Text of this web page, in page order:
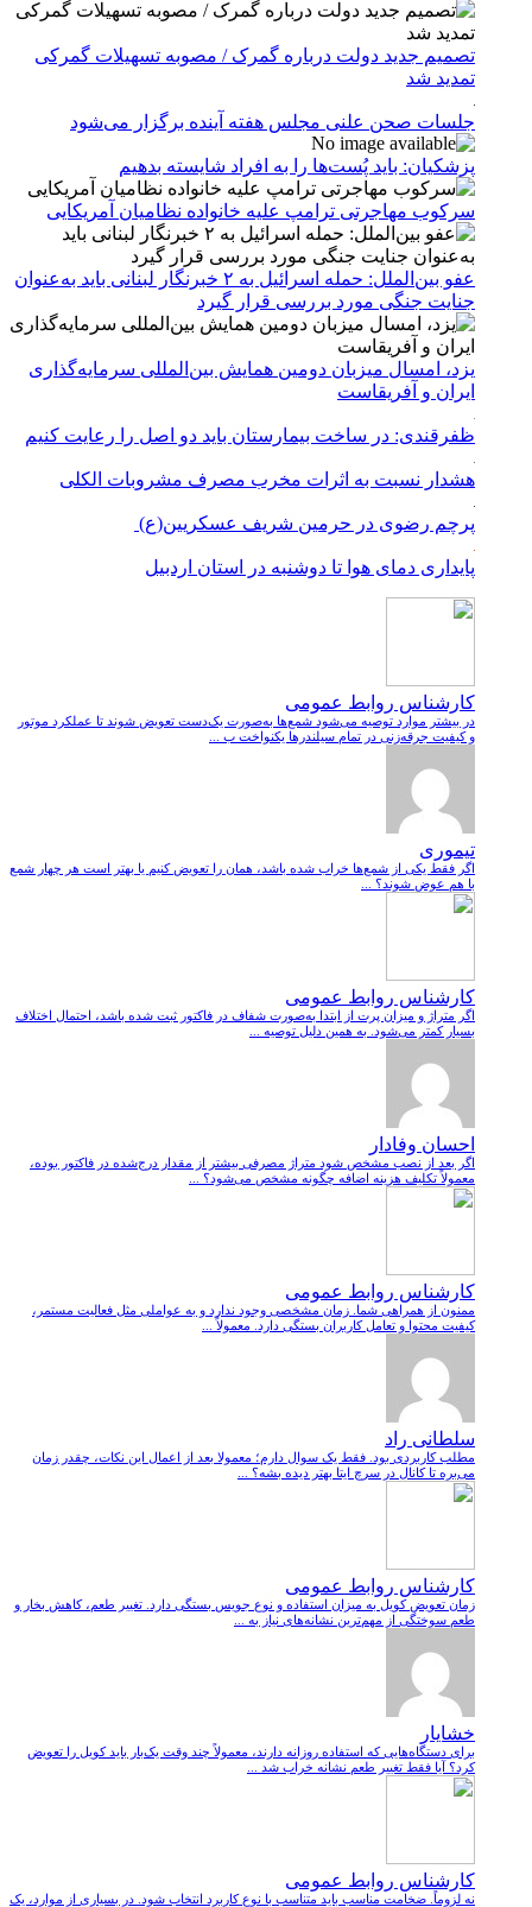
تصمیم جدید دولت درباره گمرک / مصوبه تسهیلات گمرکی
تمدید شد
جلسات صحن علنی مجلس هفته آینده برگزار می‌شود
پزشکیان: باید پُست‌ها را به افراد شایسته بدهیم
سرکوب مهاجرتی ترامپ علیه خانواده نظامیان آمریکایی
عفو بین‌الملل: حمله اسرائیل به ۲ خبرنگار لبنانی باید به‌عنوان
جنایت جنگی مورد بررسی قرار گیرد
یزد، امسال میزبان دومین همایش بین‌المللی سرمایه‌گذاری
ایران و آفریقاست
ظفرقندی: در ساخت بیمارستان باید دو اصل را رعایت کنیم
هشدار نسبت به اثرات مخرب مصرف مشروبات الکلی
پرچم رضوی در حرمین شریف عسکریین(ع)
پایداری دمای هوا تا دوشنبه در استان اردبیل
کارشناس روابط عمومی
در بیشتر موارد توصیه می‌شود شمع‌ها به‌صورت یک‌دست تعویض شوند تا عملکرد موتور
و کیفیت جرقه‌زنی در تمام سیلندرها یکنواخت ب ...
تیموری
اگر فقط یکی از شمع‌ها خراب شده باشد، همان را تعویض کنیم یا بهتر است هر چهار شمع
با هم عوض شوند؟ ...
کارشناس روابط عمومی
اگر متراژ و میزان پرت از ابتدا به‌صورت شفاف در فاکتور ثبت شده باشد، احتمال اختلاف
بسیار کمتر می‌شود. به همین دلیل توصیه ...
احسان وفادار
اگر بعد از نصب مشخص شود متراژ مصرفی بیشتر از مقدار درج‌شده در فاکتور بوده،
معمولاً تکلیف هزینه اضافه چگونه مشخص می‌شود؟ ...
کارشناس روابط عمومی
ممنون از همراهی شما. زمان مشخصی وجود ندارد و به عواملی مثل فعالیت مستمر،
کیفیت محتوا و تعامل کاربران بستگی دارد. معمولاً ...
سلطانی راد
مطلب کاربردی بود. فقط یک سوال دارم؛ معمولا بعد از اعمال این نکات، چقدر زمان
می‌بره تا کانال در سرچ ایتا بهتر دیده بشه؟ ...
کارشناس روابط عمومی
زمان تعویض کویل به میزان استفاده و نوع جویس بستگی دارد. تغییر طعم، کاهش بخار و
طعم سوختگی از مهم‌ترین نشانه‌های نیاز به ...
خشایار
برای دستگاه‌هایی که استفاده روزانه دارند، معمولاً چند وقت یک‌بار باید کویل را تعویض
کرد؟ آیا فقط تغییر طعم نشانه خراب شد ...
کارشناس روابط عمومی
نه لزوماً. ضخامت مناسب باید متناسب با نوع کاربرد انتخاب شود. در بسیاری از موارد، یک